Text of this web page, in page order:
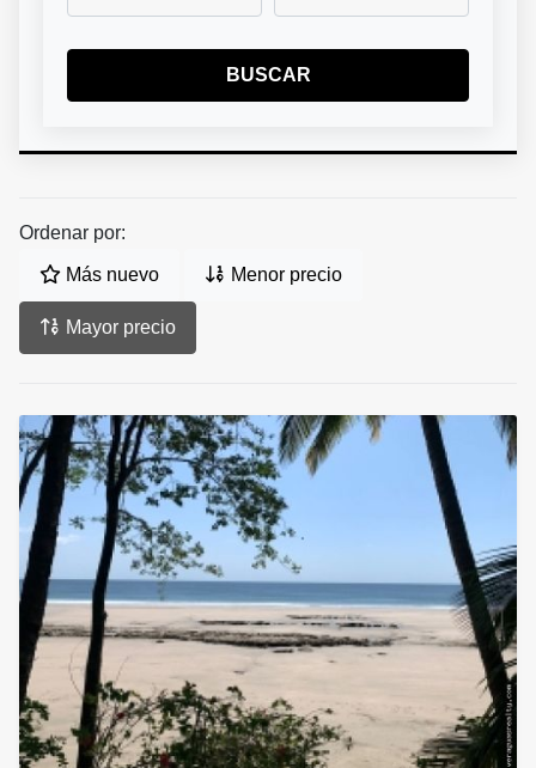
BUSCAR
Ordenar por:
Más nuevo Menor precio
Mayor precio